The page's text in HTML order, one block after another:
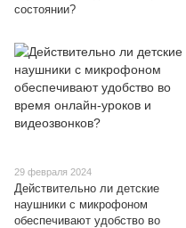
состоянии?
29 февраля 2024
Действительно ли детские
наушники с микрофоном
обеспечивают удобство во